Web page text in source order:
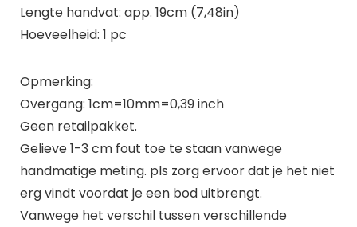
Lengte handvat: app. 19cm (7,48in)
Hoeveelheid: 1 pc
Opmerking:
Overgang: 1cm=10mm=0,39 inch
Geen retailpakket.
Gelieve 1-3 cm fout toe te staan vanwege
handmatige meting. pls zorg ervoor dat je het niet
erg vindt voordat je een bod uitbrengt.
Vanwege het verschil tussen verschillende